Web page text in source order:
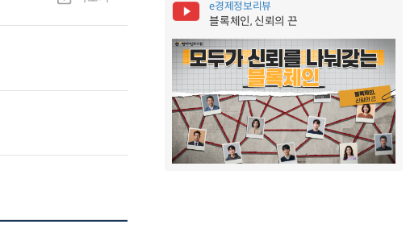
e경제정보리뷰
블록체인, 신뢰의 끈